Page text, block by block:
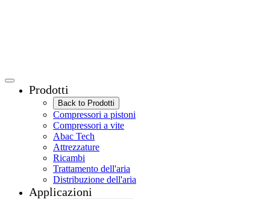
Prodotti
Back to Prodotti
Compressori a pistoni
Compressori a vite
Abac Tech
Attrezzature
Ricambi
Trattamento dell'aria
Distribuzione dell'aria
Applicazioni